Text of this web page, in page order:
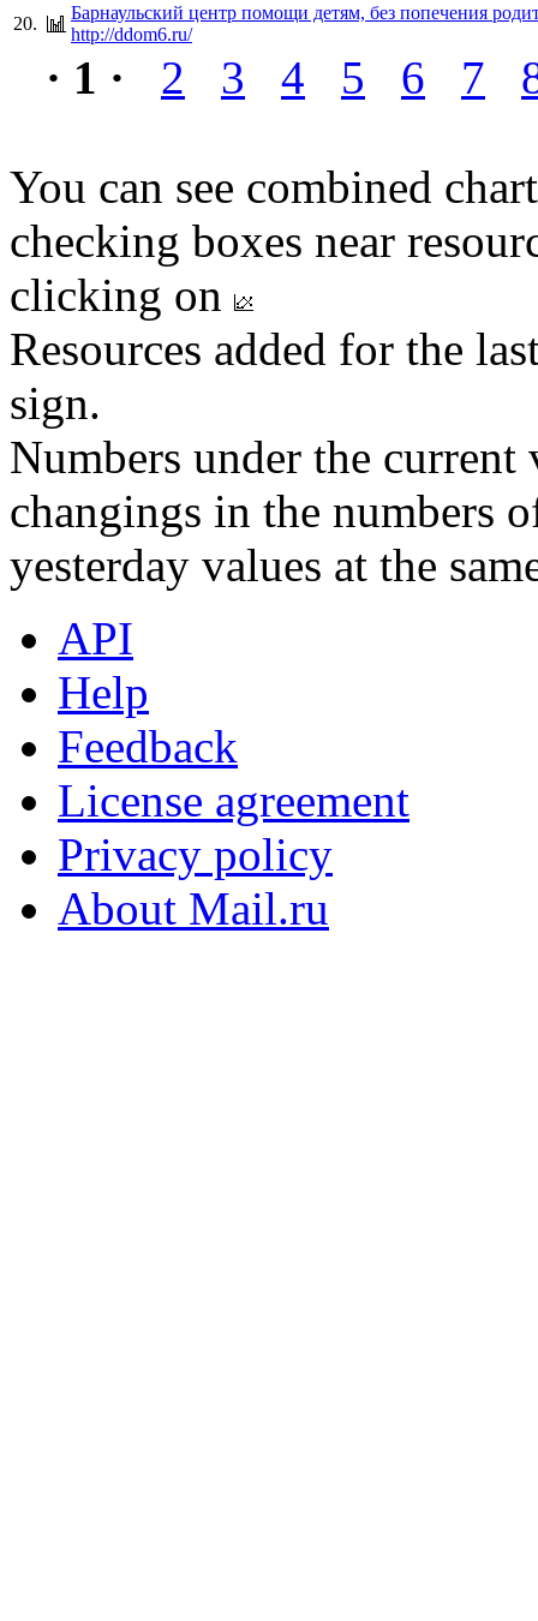
20.
Барнаульский центр помощи детям, без попечения
http://ddom6.ru/
· 1 · 2 3 4 5 6 7
You can see combined
checking boxes near
clicking on
Resources added for the
sign.
Numbers under the
changings in the numbers
yesterday values at the
API
Help
Feedback
License agreement
Privacy policy
About Mail.ru